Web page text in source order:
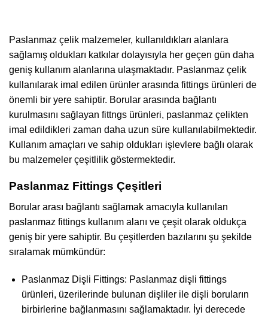
Paslanmaz çelik malzemeler, kullanıldıkları alanlara
sağlamış oldukları katkılar dolayısıyla her geçen gün daha
geniş kullanım alanlarına ulaşmaktadır. Paslanmaz çelik
kullanılarak imal edilen ürünler arasında fittings ürünleri de
önemli bir yere sahiptir. Borular arasında bağlantı
kurulmasını sağlayan fittngs ürünleri, paslanmaz çelikten
imal edildikleri zaman daha uzun süre kullanılabilmektedir.
Kullanım amaçları ve sahip oldukları işlevlere bağlı olarak
bu malzemeler çeşitlilik göstermektedir.
Paslanmaz Fittings Çeşitleri
Borular arası bağlantı sağlamak amacıyla kullanılan
paslanmaz fittings kullanım alanı ve çeşit olarak oldukça
geniş bir yere sahiptir. Bu çeşitlerden bazılarını şu şekilde
sıralamak mümkündür:
Paslanmaz Dişli Fittings: Paslanmaz dişli fittings
ürünleri, üzerilerinde bulunan dişliler ile dişli boruların
birbirlerine bağlanmasını sağlamaktadır. İyi derecede